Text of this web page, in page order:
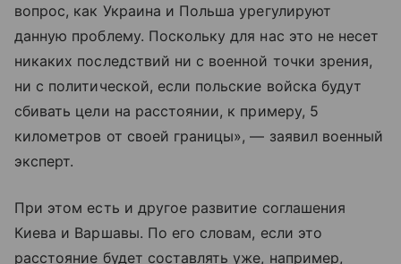
вопрос, как Украина и Польша урегулируют
данную проблему. Поскольку для нас это не несет
никаких последствий ни с военной точки зрения,
ни с политической, если польские войска будут
сбивать цели на расстоянии, к примеру, 5
километров от своей границы», — заявил военный
эксперт.
При этом есть и другое развитие соглашения
Киева и Варшавы. По его словам, если это
расстояние будет составлять уже, например,